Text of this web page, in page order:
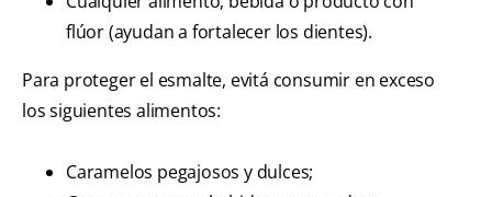
flúor (ayudan a fortalecer los dientes).
Para proteger el esmalte, evitá consumir en exceso
los siguientes alimentos:
Caramelos pegajosos y dulces;